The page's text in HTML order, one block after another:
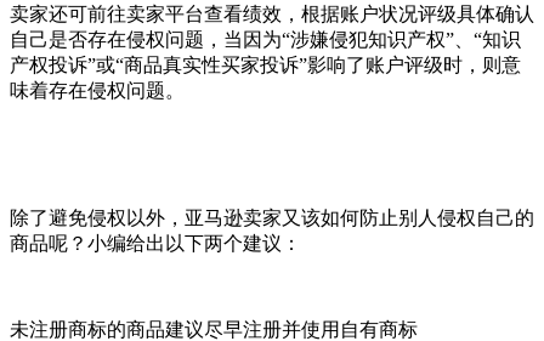
卖家还可前往卖家平台查看绩效，根据账户状况评级具体确认
自己是否存在侵权问题，当因为“涉嫌侵犯知识产权”、“知识
产权投诉”或“商品真实性买家投诉”影响了账户评级时，则意
味着存在侵权问题。
除了避免侵权以外，亚马逊卖家又该如何防止别人侵权自己的
商品呢？小编给出以下两个建议：
未注册商标的商品建议尽早注册并使用自有商标